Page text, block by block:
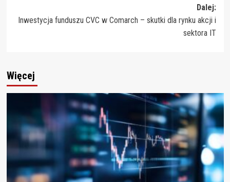
Dalej:
Inwestycja funduszu CVC w Comarch – skutki dla rynku akcji i
sektora IT
Więcej